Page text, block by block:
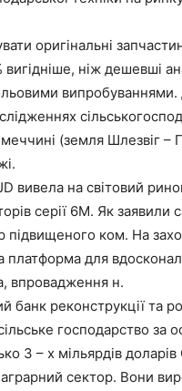
оригінальні
вигідніше, ніж дешевші
(земля Шлезвіг –
вивела на світовий
серії 6М. Як заявили
підвищеного ком. На
платформа для
впровадження н.
банк реконструкції та
господарство за
3 – х мільярдів
аграрний сектор. Вони